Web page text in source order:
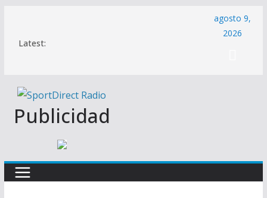
contenido
Latest:
agosto 9,
2026
Publicidad